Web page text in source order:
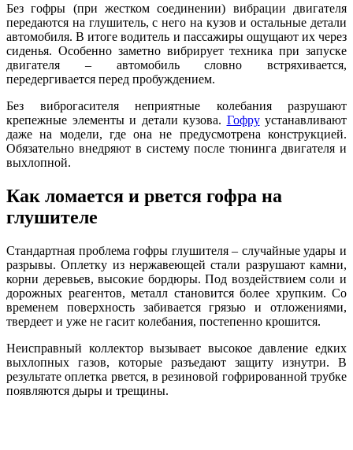
Без гофры (при жестком соединении) вибрации двигателя
передаются на глушитель, с него на кузов и остальные детали
автомобиля. В итоге водитель и пассажиры ощущают их через
сиденья. Особенно заметно вибрирует техника при запуске
двигателя – автомобиль словно встряхивается,
передергивается перед пробуждением.
Без виброгасителя неприятные колебания разрушают
крепежные элементы и детали кузова. Гофруустанавливают
даже на модели, где она не предусмотрена конструкцией.
Обязательно внедряют в систему после тюнинга двигателя и
выхлопной.
Как ломается и рвется гофра на
глушителе
Стандартная проблема гофры глушителя – случайные удары и
разрывы. Оплетку из нержавеющей стали разрушают камни,
корни деревьев, высокие бордюры. Под воздействием соли и
дорожных реагентов, металл становится более хрупким. Со
временем поверхность забивается грязью и отложениями,
твердеет и уже не гасит колебания, постепенно крошится.
Неисправный коллектор вызывает высокое давление едких
выхлопных газов, которые разъедают защиту изнутри. В
результате оплетка рвется, в резиновой гофрированной трубке
появляются дыры и трещины.